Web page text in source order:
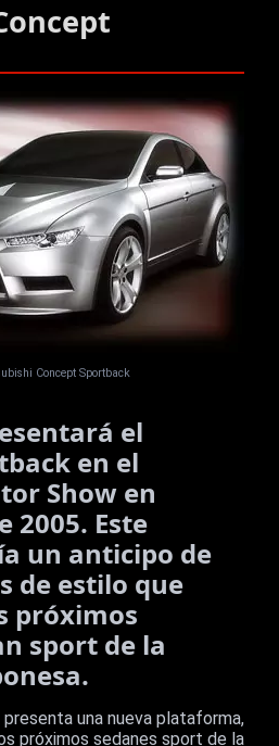
Concept Sportback
el
en el
Show en
2005. Este
un anticipo de
de estilo que
próximos
sport de la
una nueva plataforma,
próximos sedanes sport de la